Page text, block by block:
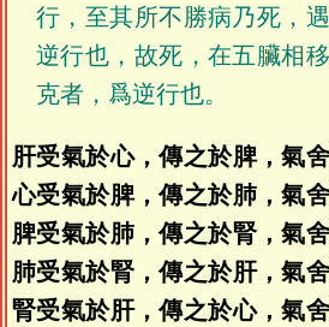
行，至其所不勝病乃死，
逆行也，故死，在五臟相
克者，爲逆行也。
肝受氣於心，傳之於脾，氣
心受氣於脾，傳之於肺，氣
脾受氣於肺，傳之於腎，氣
肺受氣於腎，傳之於肝，氣
腎受氣於肝，傳之於心，氣